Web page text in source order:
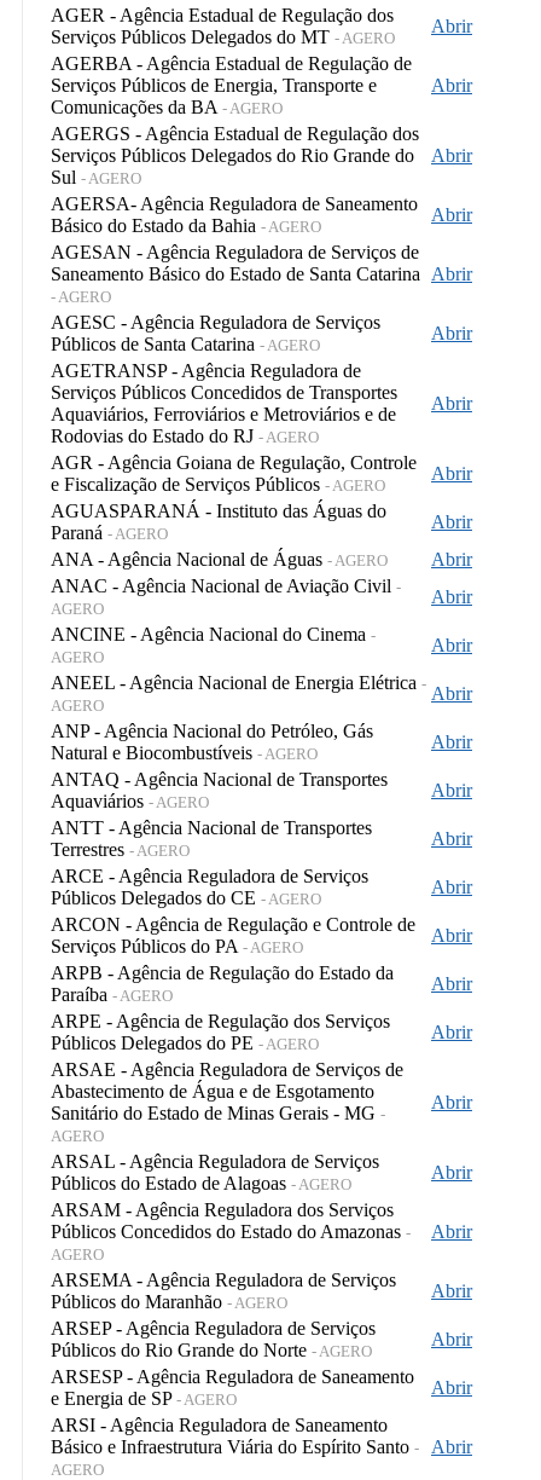
AGER - Agência Estadual de Regulação dos
Serviços Públicos Delegados do MT - AGERO
Abrir
AGERBA - Agência Estadual de Regulação de
Serviços Públicos de Energia, Transporte e
Comunicações da BA - AGERO
Abrir
AGERGS - Agência Estadual de Regulação dos
Serviços Públicos Delegados do Rio Grande do
Sul - AGERO
Abrir
AGERSA- Agência Reguladora de Saneamento
Básico do Estado da Bahia - AGERO
Abrir
AGESAN - Agência Reguladora de Serviços de
Saneamento Básico do Estado de Santa Catarina
- AGERO
Abrir
AGESC - Agência Reguladora de Serviços
Públicos de Santa Catarina - AGERO
Abrir
AGETRANSP - Agência Reguladora de
Serviços Públicos Concedidos de Transportes
Aquaviários, Ferroviários e Metroviários e de
Rodovias do Estado do RJ - AGERO
Abrir
AGR - Agência Goiana de Regulação, Controle
e Fiscalização de Serviços Públicos - AGERO
Abrir
AGUASPARANÁ - Instituto das Águas do
Paraná - AGERO
Abrir
ANA - Agência Nacional de Águas - AGERO
Abrir
ANAC - Agência Nacional de Aviação Civil -
AGERO
Abrir
ANCINE - Agência Nacional do Cinema -
AGERO
Abrir
ANEEL - Agência Nacional de Energia Elétrica -
AGERO
Abrir
ANP - Agência Nacional do Petróleo, Gás
Natural e Biocombustíveis - AGERO
Abrir
ANTAQ - Agência Nacional de Transportes
Aquaviários - AGERO
Abrir
ANTT - Agência Nacional de Transportes
Terrestres - AGERO
Abrir
ARCE - Agência Reguladora de Serviços
Públicos Delegados do CE - AGERO
Abrir
ARCON - Agência de Regulação e Controle de
Serviços Públicos do PA - AGERO
Abrir
ARPB - Agência de Regulação do Estado da
Paraíba - AGERO
Abrir
ARPE - Agência de Regulação dos Serviços
Públicos Delegados do PE - AGERO
Abrir
ARSAE - Agência Reguladora de Serviços de
Abastecimento de Água e de Esgotamento
Sanitário do Estado de Minas Gerais - MG -
AGERO
Abrir
ARSAL - Agência Reguladora de Serviços
Públicos do Estado de Alagoas - AGERO
Abrir
ARSAM - Agência Reguladora dos Serviços
Públicos Concedidos do Estado do Amazonas -
AGERO
Abrir
ARSEMA - Agência Reguladora de Serviços
Públicos do Maranhão - AGERO
Abrir
ARSEP - Agência Reguladora de Serviços
Públicos do Rio Grande do Norte - AGERO
Abrir
ARSESP - Agência Reguladora de Saneamento
e Energia de SP - AGERO
Abrir
ARSI - Agência Reguladora de Saneamento
Básico e Infraestrutura Viária do Espírito Santo -
AGERO
Abrir